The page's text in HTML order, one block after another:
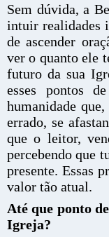
Sem dúvida, a
intuir realidades
de ascender
ver o quanto ele
futuro da sua
esses pontos
humanidade
errado, se
que o leitor,
percebendo que
presente. Essas
valor tão atual.
Até que ponto
Igreja?